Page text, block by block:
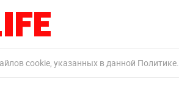
cookie, указанных в данной Политике.